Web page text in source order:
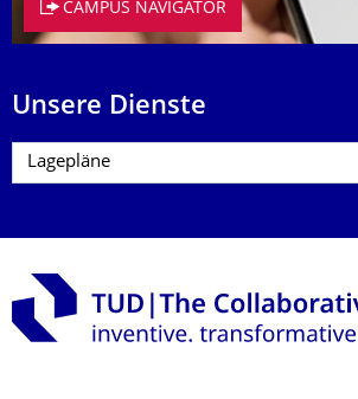
CAMPUS NAVIGATOR
Unsere Dienste